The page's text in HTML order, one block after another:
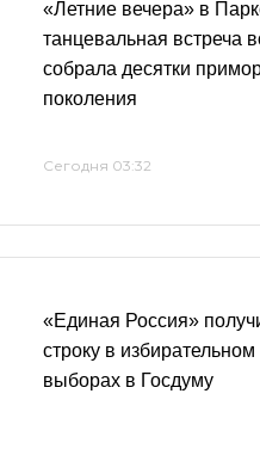
«Летние вечера» в
танцевальная встреча
собрала десятки
поколения
Сегодня 03:32
«Единая Россия»
строку в
выборах в Госдуму